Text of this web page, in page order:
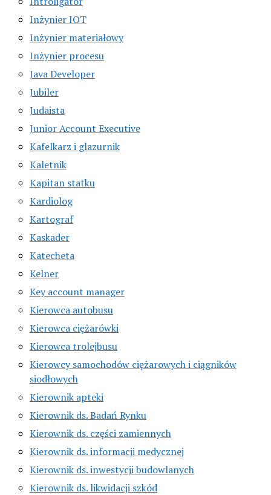
Inżynier IOT
Inżynier materiałowy
Inżynier procesu
Java Developer
Jubiler
Judaista
Junior Account Executive
Kafelkarz i glazurnik
Kaletnik
Kapitan statku
Kardiolog
Kartograf
Kaskader
Katecheta
Kelner
Key account manager
Kierowca autobusu
Kierowca ciężarówki
Kierowca trolejbusu
Kierowcy samochodów ciężarowych i ciągników
siodłowych
Kierownik apteki
Kierownik ds. Badań Rynku
Kierownik ds. części zamiennych
Kierownik ds. informacji medycznej
Kierownik ds. inwestycji budowlanych
Kierownik ds. likwidacji szkód